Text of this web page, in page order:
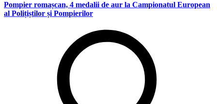
Pompier romașcan, 4 medalii de aur la Campionatul European
al Polițiștilor și Pompierilor